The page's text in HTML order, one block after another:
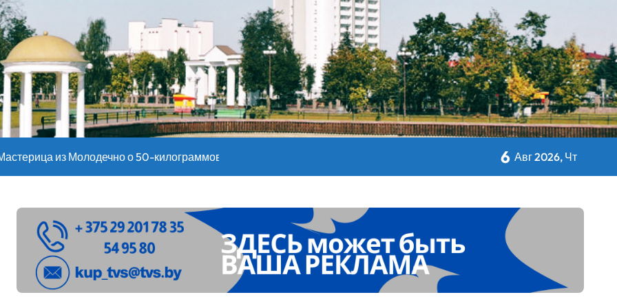
профилакториев. Лукашенко заслушал доклад главы Минсельхозпрода
из Молодечно о 50-килограммовом каравае для Дворца Независимости
детей с 1 сентября, рассказали в правительстве
– 05 08 2026
в Беларуси из-за жары
6 Авг 2026, Чт